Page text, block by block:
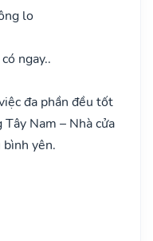
lo
ngay..
đa phần đều tốt
Nam – Nhà cửa
yên.